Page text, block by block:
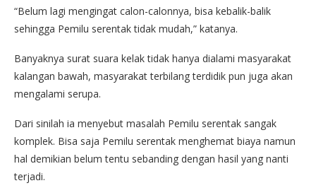
“Belum lagi mengingat calon-calonnya, bisa kebalik-balik
sehingga Pemilu serentak tidak mudah,” katanya.
Banyaknya surat suara kelak tidak hanya dialami masyarakat
kalangan bawah, masyarakat terbilang terdidik pun juga akan
mengalami serupa.
Dari sinilah ia menyebut masalah Pemilu serentak sangak
komplek. Bisa saja Pemilu serentak menghemat biaya namun
hal demikian belum tentu sebanding dengan hasil yang nanti
terjadi.